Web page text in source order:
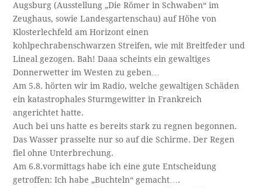
Augsburg (Ausstellung „Die Römer in Schwaben“ im
Zeughaus, sowie Landesgartenschau) auf Höhe von
Klosterlechfeld am Horizont einen
kohlpechrabenschwarzen Streifen, wie mit Breitfeder und
Lineal gezogen. Bah! Daaa scheints ein gewaltiges
Donnerwetter im Westen zu geben…
Am 5.8. hörten wir im Radio, welche gewaltigen Schäden
ein katastrophales Sturmgewitter in Frankreich
angerichtet hatte.
Auch bei uns hatte es bereits stark zu regnen begonnen.
Das Wasser prasselte nur so auf die Schirme. Der Regen
fiel ohne Unterbrechung.
Am 6.8.vormittags habe ich eine gute Entscheidung
getroffen: Ich habe „Buchteln“ gemacht….